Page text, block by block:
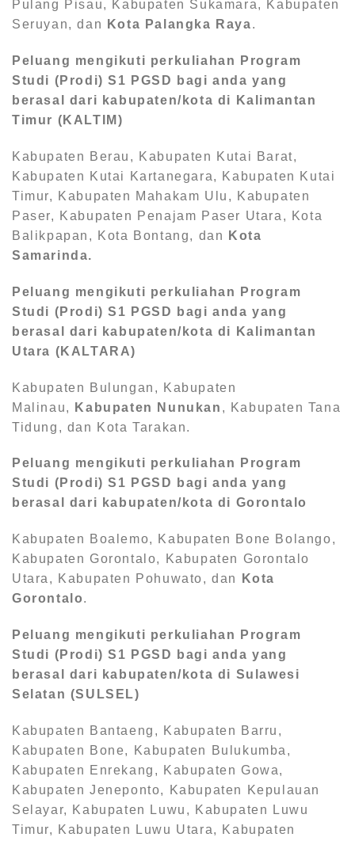
Pulang Pisau, Kabupaten Sukamara, Kabupaten
Seruyan, dan
Kota Palangka Raya.
Peluang mengikuti perkuliahan Program
Studi (Prodi) S1 PGSD bagi anda yang
berasal dari kabupaten/kota di Kalimantan
Timur (KALTIM)
Kabupaten Berau, Kabupaten Kutai Barat,
Kabupaten Kutai Kartanegara, Kabupaten Kutai
Timur, Kabupaten Mahakam Ulu, Kabupaten
Paser, Kabupaten Penajam Paser Utara, Kota
Balikpapan, Kota Bontang, dan
Kota
Samarinda.
Peluang mengikuti perkuliahan Program
Studi (Prodi) S1 PGSD bagi anda yang
berasal dari kabupaten/kota di Kalimantan
Utara (KALTARA)
Kabupaten Bulungan, Kabupaten
Malinau,
Kabupaten Nunukan , Kabupaten Tana
Tidung, dan Kota Tarakan.
Peluang mengikuti perkuliahan Program
Studi (Prodi) S1 PGSD bagi anda yang
berasal dari kabupaten/kota di Gorontalo
Kabupaten Boalemo, Kabupaten Bone Bolango,
Kabupaten Gorontalo, Kabupaten Gorontalo
Utara, Kabupaten Pohuwato, dan
Kota
Gorontalo.
Peluang mengikuti perkuliahan Program
Studi (Prodi) S1 PGSD bagi anda yang
berasal dari kabupaten/kota di Sulawesi
Selatan (SULSEL)
Kabupaten Bantaeng, Kabupaten Barru,
Kabupaten Bone, Kabupaten Bulukumba,
Kabupaten Enrekang, Kabupaten Gowa,
Kabupaten Jeneponto, Kabupaten Kepulauan
Selayar, Kabupaten Luwu, Kabupaten Luwu
Timur, Kabupaten Luwu Utara, Kabupaten